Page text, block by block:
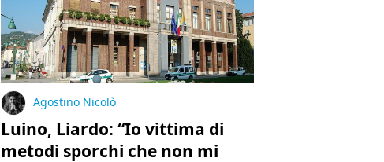
Agostino Nicolò
Luino, Liardo: “Io vittima di
metodi sporchi che non mi